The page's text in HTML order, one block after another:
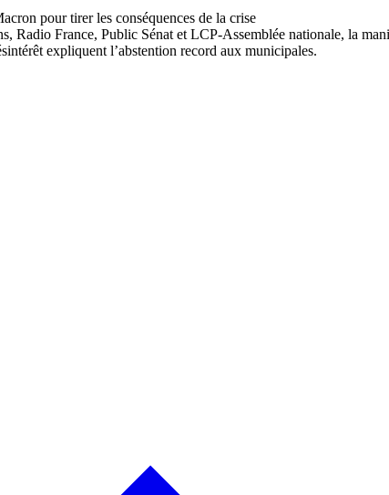
Radio France, Public Sénat et LCP-Assemblée nationale, la
expliquent l’abstention record aux municipales.